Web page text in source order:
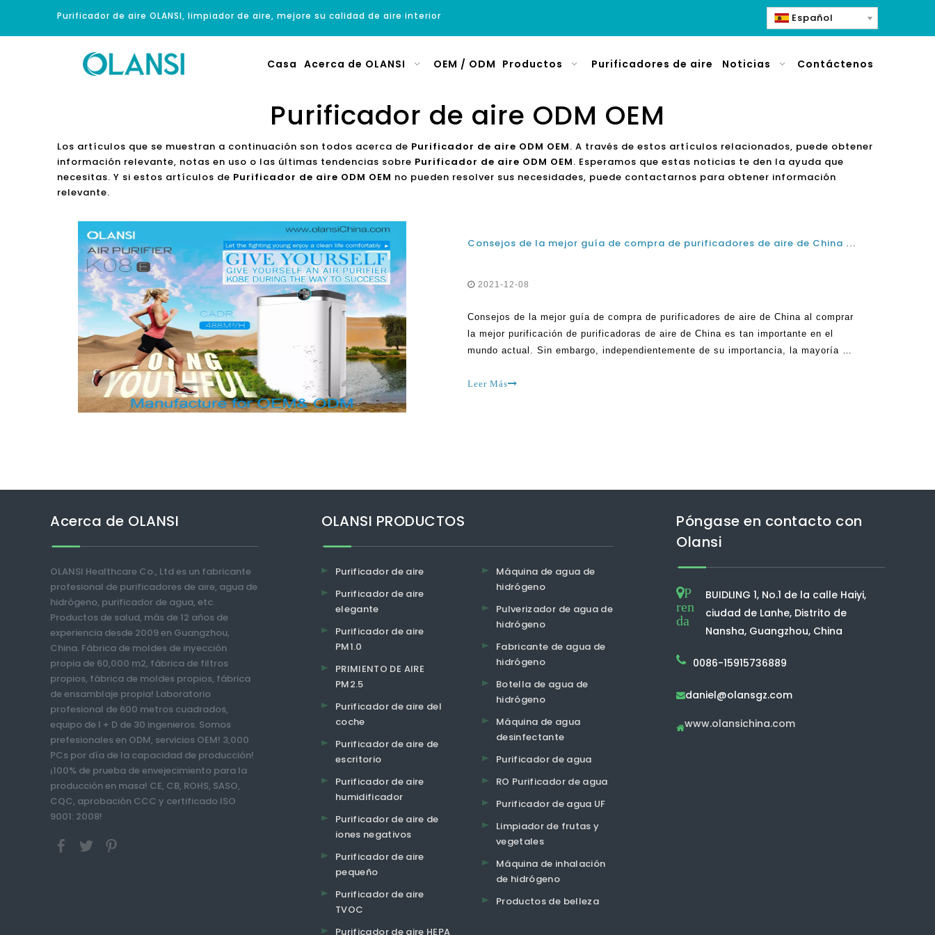
Purificador de aire OLANSI, limpiador de aire, mejore su calidad de aire interior Español
Casa Acerca de OLANSI OEM / ODM Productos Purificadores de aire Noticias Contáctenos
Purificador de aire ODM OEM
Los artículos que se muestran a continuación son todos acerca de Purificador de aire ODM OEM. A través de estos artículos relacionados, puede obtener
información relevante, notas en uso o las últimas tendencias sobre Purificador de aire ODM OEM. Esperamos que estas noticias te den la ayuda que
necesitas. Y si estos artículos de Purificador de aire ODM OEM no pueden resolver sus necesidades, puede contactarnos para obtener información
relevante.
Consejos de la mejor guía de compra de purificadores de aire de China al comprar los mejores purificadores de aire de China
2021-12-08
Consejos de la mejor guía de compra de purificadores de aire de China al comprar
la mejor purificación de purificadoras de aire de China es tan importante en el
mundo actual. Sin embargo, independientemente de su importancia, la mayoría de
debido a los muchos modelos disponibles en el mar.
Leer Más
Acerca de OLANSI
OLANSI Healthcare Co., Ltd es un fabricante
profesional de purificadores de aire, agua de
hidrógeno, purificador de agua, etc.
Productos de salud, más de 12 años de
experiencia desde 2009 en Guangzhou,
China. Fábrica de moldes de inyección
propia de 60,000 m2, fábrica de filtros
propios, fábrica de moldes propios, fábrica
de ensamblaje propia! Laboratorio
profesional de 600 metros cuadrados,
equipo de I + D de 30 ingenieros. Somos
prefesionales en ODM, servicios OEM! 3,000
PCs por día de la capacidad de producción!
¡100% de prueba de envejecimiento para la
producción en masa! CE, CB, ROHS, SASO,
CQC, aprobación CCC y certificado ISO
9001: 2008!
OLANSI PRODUCTOS
Purificador de aire
Purificador de aire
elegante
Purificador de aire
PM1.0
PRIMIENTO DE AIRE
PM2.5
Purificador de aire del
coche
Purificador de aire de
escritorio
Purificador de aire
humidificador
Purificador de aire de
iones negativos
Purificador de aire
pequeño
Purificador de aire
TVOC
Purificador de aire HEPA
Máquina de agua de
hidrógeno
Pulverizador de agua de
hidrógeno
Fabricante de agua de
hidrógeno
Botella de agua de
hidrógeno
Máquina de agua
desinfectante
Purificador de agua
RO Purificador de agua
Purificador de agua UF
Limpiador de frutas y
vegetales
Máquina de inhalación
de hidrógeno
Productos de belleza
Póngase en contacto con
Olansi
P
ren
da
BUIDLING 1, No.1 de la calle Haiyi,
ciudad de Lanhe, Distrito de
Nansha, Guangzhou, China
0086-15915736889
daniel@olansgz.com
www.olansichina.com